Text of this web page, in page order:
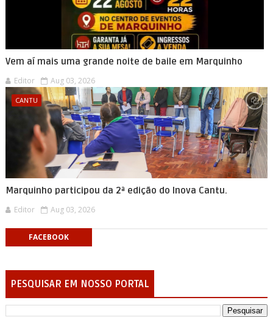
Vem aí mais uma grande noite de baile em Marquinho
Editor Aug 03, 2026
CANTU
Marquinho participou da 2ª edição do Inova Cantu.
Editor Aug 03, 2026
FACEBOOK
PESQUISAR EM NOSSO PORTAL